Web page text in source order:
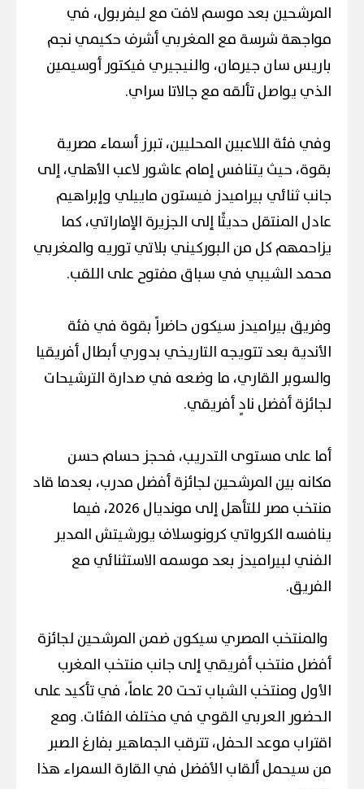
المرشحين بعد موسم لافت مع ليفربول، في
مواجهة شرسة مع المغربي أشرف حكيمي نجم
باريس سان جيرمان، والنيجيري فيكتور أوسيمين
الذي يواصل تألقه مع جالاتا سراي.
وفي فئة اللاعبين المحليين، تبرز أسماء مصرية
بقوة، حيث يتنافس إمام عاشور لاعب الأهلي، إلى
جانب ثنائي بيراميدز فيستون ماييلي وإبراهيم
عادل المنتقل حديثًا إلى الجزيرة الإماراتي، كما
يزاحمهم كل من البوركيني بلاتي توريه والمغربي
محمد الشيبي في سباق مفتوح على اللقب.
وفريق بيراميدز سيكون حاضراً بقوة في فئة
الأندية بعد تتويجه التاريخي بدوري أبطال أفريقيا
والسوبر القاري، ما وضعه في صدارة الترشيحات
لجائزة أفضل نادٍ أفريقي.
أما على مستوى التدريب، فحجز حسام حسن
مكانه بين المرشحين لجائزة أفضل مدرب، بعدما قاد
منتخب مصر للتأهل إلى مونديال 2026، فيما
ينافسه الكرواتي كرونوسلاف يورشيتش المدير
الفني لبيراميدز بعد موسمه الاستثنائي مع
الفريق.
والمنتخب المصري سيكون ضمن المرشحين لجائزة
أفضل منتخب أفريقي إلى جانب منتخب المغرب
الأول ومنتخب الشباب تحت 20 عاماً، في تأكيد على
الحضور العربي القوي في مختلف الفئات. ومع
اقتراب موعد الحفل، تترقب الجماهير بفارغ الصبر
من سيحمل ألقاب الأفضل في القارة السمراء هذا